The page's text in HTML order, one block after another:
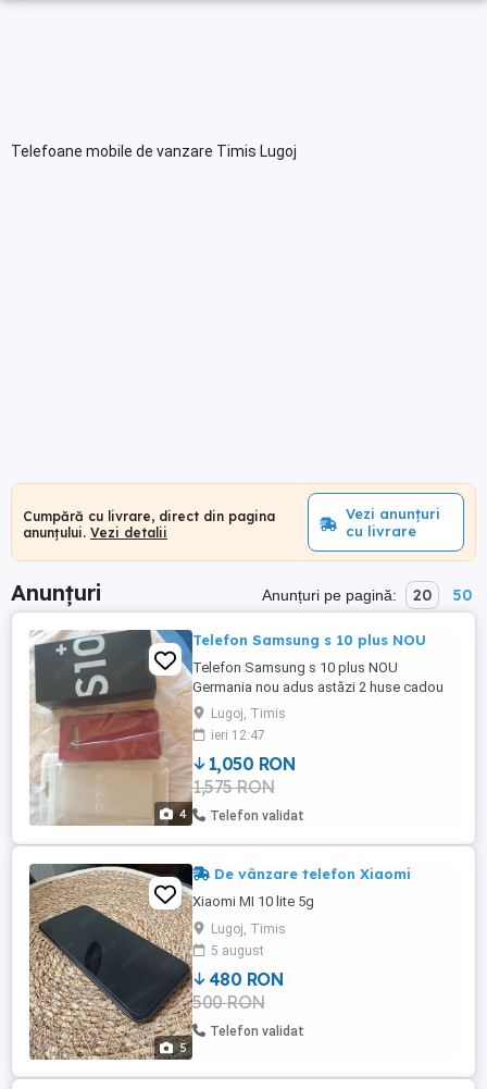
Telefoane mobile de vanzare Timis Lugoj
Cumpără cu livrare, direct din pagina
anunțului. Vezi detalii
Vezi anunțuri
cu livrare
Anunțuri Anunțuri pe pagină: 20 50
4
Telefon Samsung s 10 plus NOU
Telefon Samsung s 10 plus NOU
Germania nou adus astăzi 2 huse cadou
transparentă și roșu Nu trimit în țară
Lugoj, Timis
ieri 12:47
1,050 RON
1,575 RON
Telefon validat
5
De vânzare telefon Xiaomi
Xiaomi MI 10 lite 5g
Lugoj, Timis
5 august
480 RON
500 RON
Telefon validat